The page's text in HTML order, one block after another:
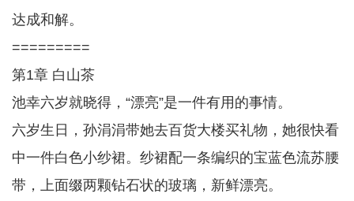
达成和解。
=========
第1章 白山茶
池幸六岁就晓得，“漂亮”是一件有用的事情。
六岁生日，孙涓涓带她去百货大楼买礼物，她很快看
中一件白色小纱裙。纱裙配一条编织的宝蓝色流苏腰
带，上面缀两颗钻石状的玻璃，新鲜漂亮。